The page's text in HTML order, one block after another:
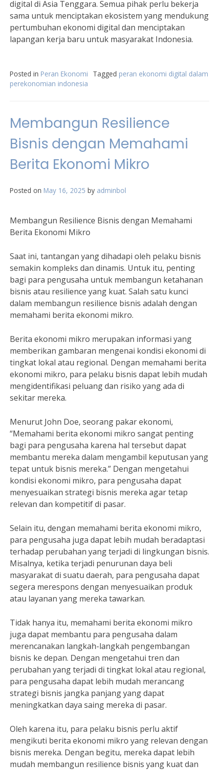
digital di Asia Tenggara. Semua pihak perlu bekerja
sama untuk menciptakan ekosistem yang mendukung
pertumbuhan ekonomi digital dan menciptakan
lapangan kerja baru untuk masyarakat Indonesia.
Posted in Peran Ekonomi Tagged peran ekonomi digital dalam
perekonomian indonesia
Membangun Resilience
Bisnis dengan Memahami
Berita Ekonomi Mikro
Posted on May 16, 2025 by adminbol
Membangun Resilience Bisnis dengan Memahami
Berita Ekonomi Mikro
Saat ini, tantangan yang dihadapi oleh pelaku bisnis
semakin kompleks dan dinamis. Untuk itu, penting
bagi para pengusaha untuk membangun ketahanan
bisnis atau resilience yang kuat. Salah satu kunci
dalam membangun resilience bisnis adalah dengan
memahami berita ekonomi mikro.
Berita ekonomi mikro merupakan informasi yang
memberikan gambaran mengenai kondisi ekonomi di
tingkat lokal atau regional. Dengan memahami berita
ekonomi mikro, para pelaku bisnis dapat lebih mudah
mengidentifikasi peluang dan risiko yang ada di
sekitar mereka.
Menurut John Doe, seorang pakar ekonomi,
“Memahami berita ekonomi mikro sangat penting
bagi para pengusaha karena hal tersebut dapat
membantu mereka dalam mengambil keputusan yang
tepat untuk bisnis mereka.” Dengan mengetahui
kondisi ekonomi mikro, para pengusaha dapat
menyesuaikan strategi bisnis mereka agar tetap
relevan dan kompetitif di pasar.
Selain itu, dengan memahami berita ekonomi mikro,
para pengusaha juga dapat lebih mudah beradaptasi
terhadap perubahan yang terjadi di lingkungan bisnis.
Misalnya, ketika terjadi penurunan daya beli
masyarakat di suatu daerah, para pengusaha dapat
segera merespons dengan menyesuaikan produk
atau layanan yang mereka tawarkan.
Tidak hanya itu, memahami berita ekonomi mikro
juga dapat membantu para pengusaha dalam
merencanakan langkah-langkah pengembangan
bisnis ke depan. Dengan mengetahui tren dan
perubahan yang terjadi di tingkat lokal atau regional,
para pengusaha dapat lebih mudah merancang
strategi bisnis jangka panjang yang dapat
meningkatkan daya saing mereka di pasar.
Oleh karena itu, para pelaku bisnis perlu aktif
mengikuti berita ekonomi mikro yang relevan dengan
bisnis mereka. Dengan begitu, mereka dapat lebih
mudah membangun resilience bisnis yang kuat dan